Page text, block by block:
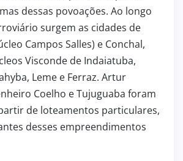
dessas povoações. Ao longo
surgem as cidades de
Campos Salles) e Conchal,
Visconde de Indaiatuba,
Leme e Ferraz. Artur
Coelho e Tujuguaba foram
de loteamentos particulares,
desses empreendimentos